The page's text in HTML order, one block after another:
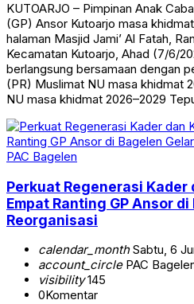
KUTOARJO – Pimpinan Anak
(GP) Ansor Kutoarjo masa
halaman Masjid Jami’ Al Fatah,
Kecamatan Kutoarjo, Ahad (7/6/
berlangsung bersamaan dengan
(PR) Muslimat NU masa khidmat
NU masa khidmat 2026–2029
PAC Bagelen
Perkuat Regenerasi Kader
Empat Ranting GP Ansor
Reorganisasi
calendar_monthSabtu, 6
account_circlePAC
visibility145
0Komentar